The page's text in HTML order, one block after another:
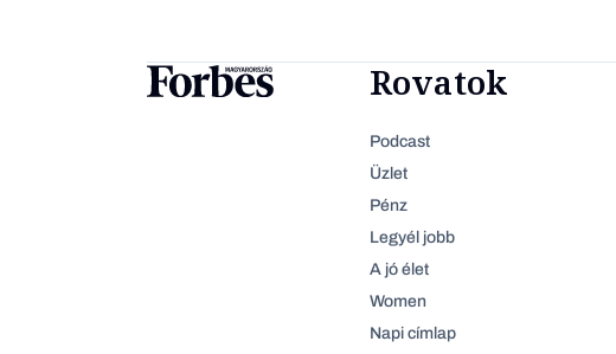
Rovatok
Podcast
Üzlet
Pénz
Legyél jobb
A jó élet
Women
Napi címlap